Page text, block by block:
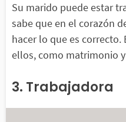
Su marido puede estar
sabe que en el corazón
hacer lo que es
ellos, como matrimonio
3. Trabajadora